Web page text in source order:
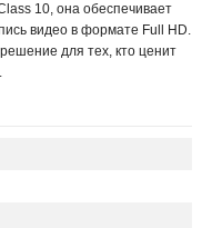
10, она обеспечивает
видео в формате Full HD.
для тех, кто ценит